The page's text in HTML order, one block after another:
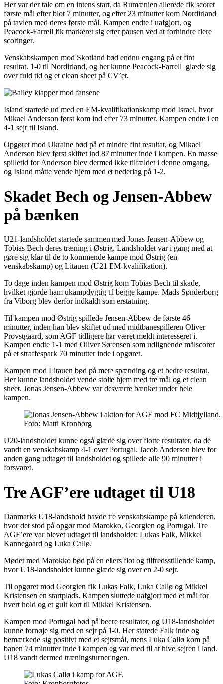
Her var der tale om en intens start, da Rumænien allerede fik scoret
første mål efter blot 7 minutter, og efter 23 minutter kom Nordirland
på tavlen med deres første mål. Kampen endte i uafgjort, og
Peacock-Farrell fik markeret sig efter pausen ved at forhindre flere
scoringer.
Venskabskampen mod Skotland bød endnu engang på et fint
resultat. 1-0 til Nordirland, og her kunne Peacock-Farrell glæde sig
over fuld tid og et clean sheet på CV’et.
Island startede ud med en EM-kvalifikationskamp mod Israel, hvor
Mikael Anderson først kom ind efter 73 minutter. Kampen endte i en
4-1 sejr til Island.
Opgøret mod Ukraine bød på et mindre fint resultat, og Mikael
Anderson blev først skiftet ind 87 minutter inde i kampen. En masse
spilletid for Anderson blev dermed ikke tilfældet i denne omgang,
og Island måtte vende hjem med et nederlag på 1-2.
Skadet Bech og Jensen-Abbew
på bænken
U21-landsholdet startede sammen med Jonas Jensen-Abbew og
Tobias Bech deres træning i Østrig. Landsholdet var i gang med at
gøre sig klar til de to kommende kampe mod Østrig (en
venskabskamp) og Litauen (U21 EM-kvalifikation).
To dage inden kampen mod Østrig kom Tobias Bech til skade,
hvilket gjorde ham ukampdygtig til begge kampe. Mads Sønderborg
fra Viborg blev derfor indkaldt som erstatning.
Til kampen mod Østrig spillede Jensen-Abbew de første 46
minutter, inden han blev skiftet ud med midtbanespilleren Oliver
Provstgaard, som AGF tidligere har været meldt interesseret i.
Kampen endte 1-1 med Oliver Sørensen som udlignende målscorer
på et straffespark 70 minutter inde i opgøret.
Kampen mod Litauen bød på mere spænding og et bedre resultat.
Her kunne landsholdet vende stolte hjem med tre mål og et clean
sheet. Jonas Jensen-Abbew var desværre bænket under hele
kampen.
Foto: Matti Kronborg
U20-landsholdet kunne også glæde sig over flotte resultater, da de
vandt en venskabskamp 4-1 over Portugal. Jacob Andersen blev for
anden gang udtaget til landsholdet og spillede alle 90 minutter i
forsvaret.
Tre AGF’ere udtaget til U18
Danmarks U18-landshold havde tre venskabskampe på kalenderen,
hvor det stod på opgør mod Marokko, Georgien og Portugal. Tre
AGF’ere var blevet udtaget til landsholdet: Lukas Falk, Mikkel
Kannegaard og Luka Callø.
Mødet med Marokko bød på en ellers flot og tilfredsstillende kamp,
hvor U18-landsholdet kunne glæde sig over en 2-0 sejr.
Til opgøret mod Georgien fik Lukas Falk, Luka Callø og Mikkel
Kristensen en startplads. Kampen sluttede uafgjort med et mål for
hvert hold og et gult kort til Mikkel Kristensen.
Kampen mod Portugal bød på bedre resultater, og U18-landsholdet
kunne fornøje sig med en sejr på 1-0. Her statede Falk inde og
bemærkede sig positivt med et sejrsmål, mens Luka Callø kom på
banen 74 minutter inde i kampen og var med til at hive sejren i land.
U18 vandt dermed træningsturneringen.